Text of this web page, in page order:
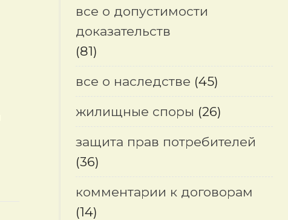
все о допустимости
доказательств
(81)
все о наследстве (45)
жилищные споры (26)
защита прав потребителей
(36)
комментарии к договорам
(14)